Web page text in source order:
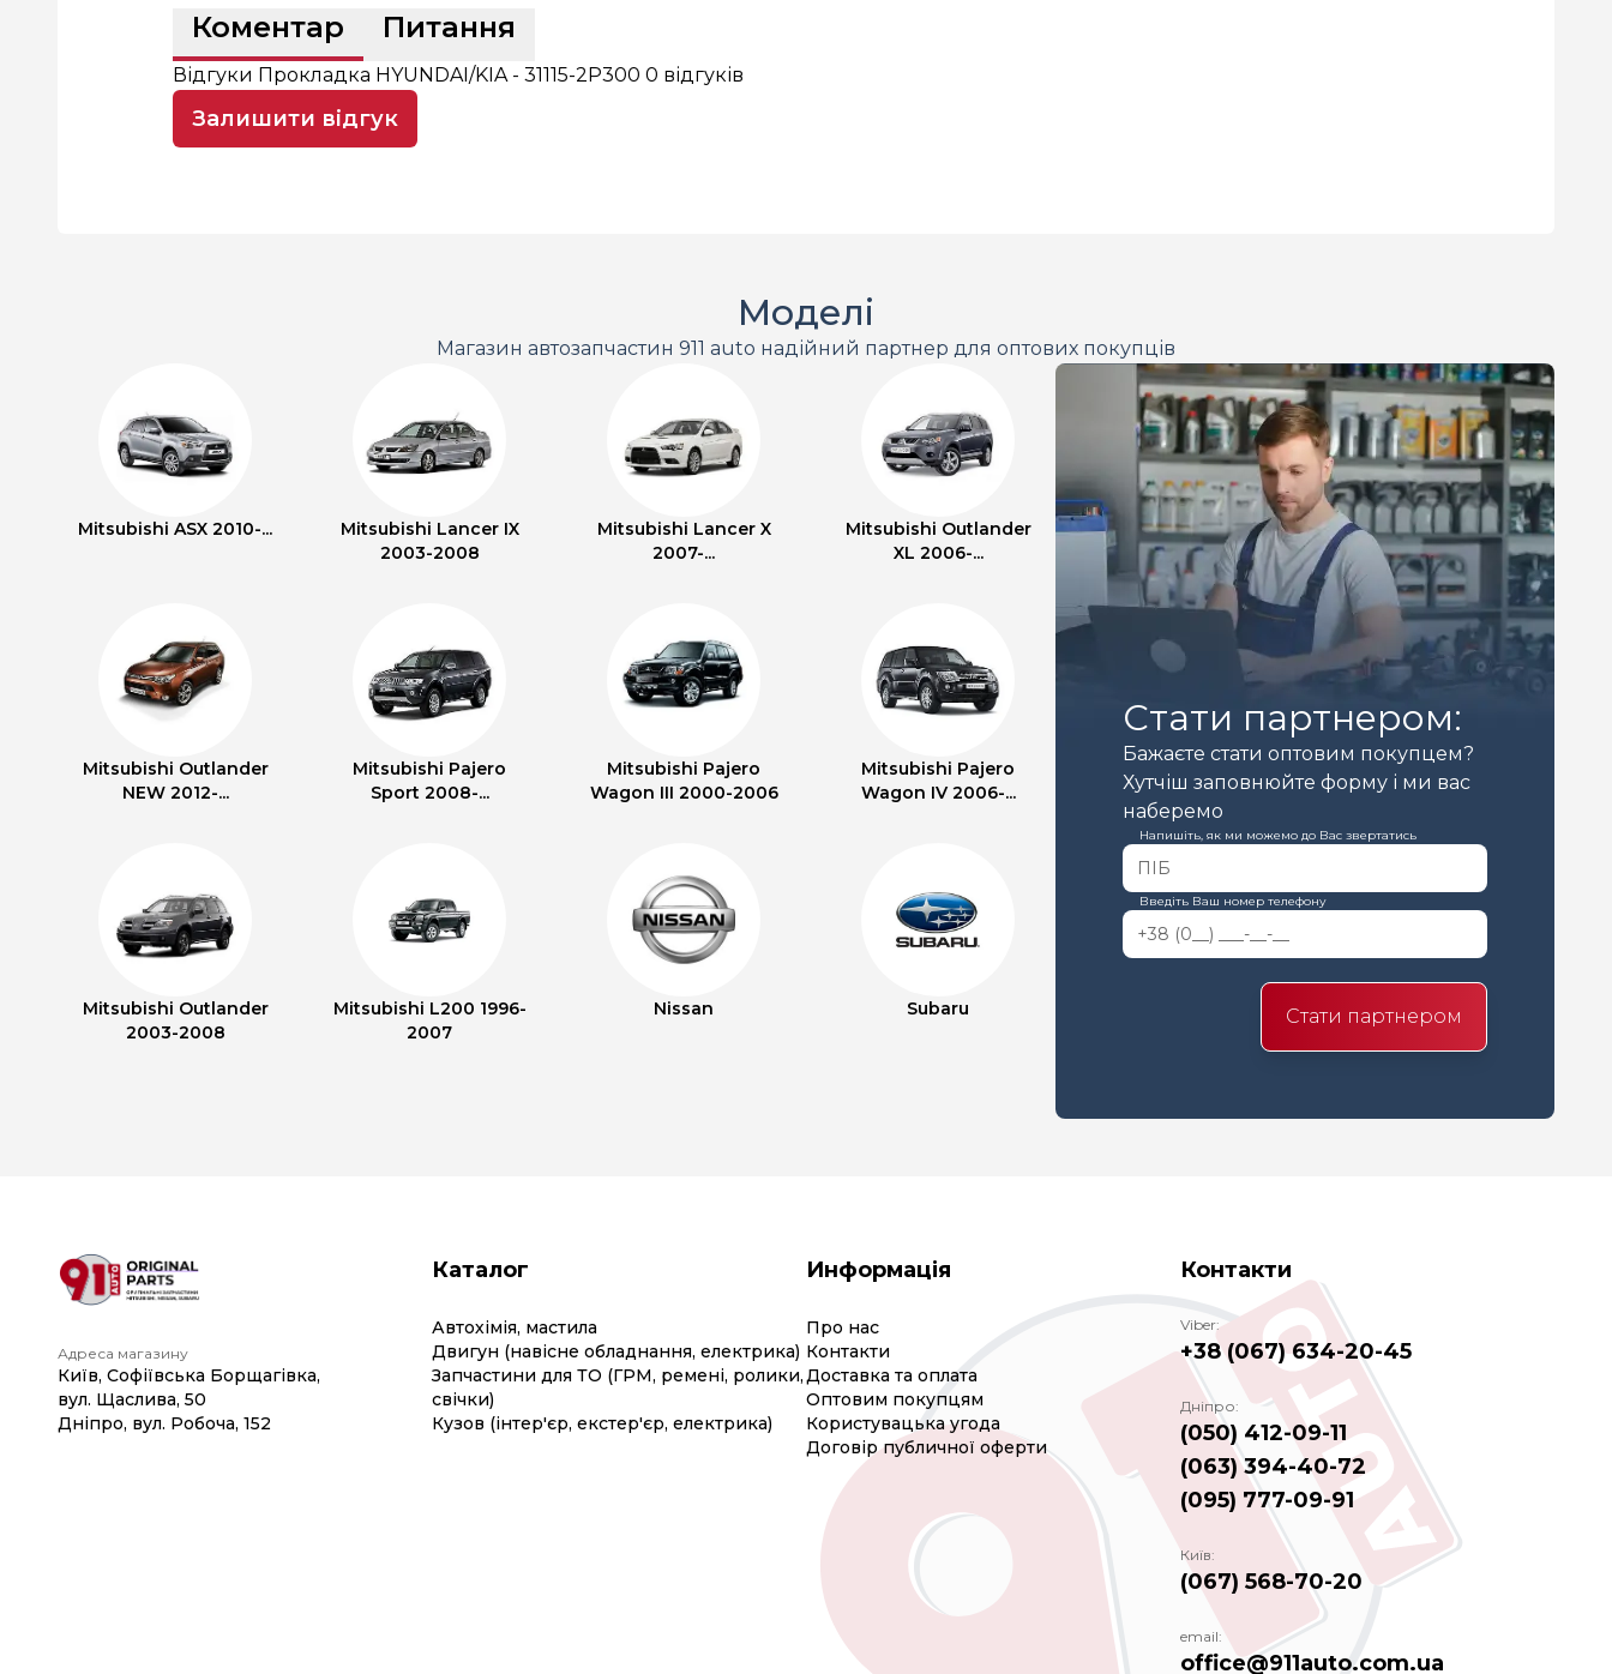
Коментар Питання
Відгуки Прокладка HYUNDAI/KIA - 31115-2P300 0 відгуків
Залишити відгук
Моделі
Магазин автозапчастин 911 auto надійний партнер для оптових покупців
Mitsubishi ASX 2010-...
Mitsubishi Lancer IX
2003-2008
Mitsubishi Lancer X
2007-...
Mitsubishi Outlander
XL 2006-...
Mitsubishi Outlander
NEW 2012-...
Mitsubishi Pajero
Sport 2008-...
Mitsubishi Pajero
Wagon III 2000-2006
Mitsubishi Pajero
Wagon IV 2006-...
Mitsubishi Outlander
2003-2008
Mitsubishi L200 1996-
2007
Nissan Subaru
Стати партнером:
Бажаєте стати оптовим покупцем?
Хутчіш заповнюйте форму і ми вас
наберемо
Напишіть, як ми можемо до Вас звертатись
Введіть Ваш номер телефону
Стати партнером
Адреса магазину
Київ, Софіївська Борщагівка,
вул. Щаслива, 50
Дніпро, вул. Робоча, 152
Каталог
Автохімія, мастила
Двигун (навісне обладнання, електрика)
Запчастини для ТО (ГРМ, ремені, ролики,
свічки)
Кузов (інтер'єр, екстер'єр, електрика)
Информація
Про нас
Контакти
Доставка та оплата
Оптовим покупцям
Користувацька угода
Договір публичної оферти
Контакти
Viber:
+38 (067) 634-20-45
Дніпро:
(050) 412-09-11
(063) 394-40-72
(095) 777-09-91
Київ:
(067) 568-70-20
email:
office@911auto.com.ua